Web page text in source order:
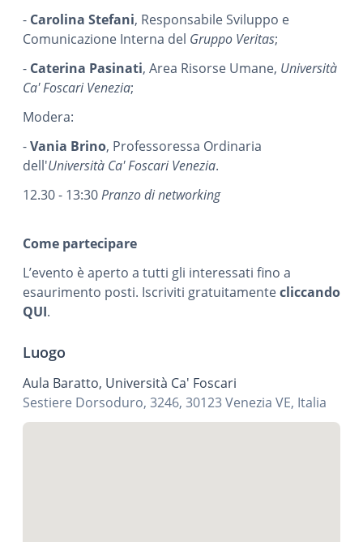
- Carolina Stefani, Responsabile Sviluppo e
Comunicazione Interna del Gruppo Veritas;
- Caterina Pasinati, Area Risorse Umane, Università
Ca' Foscari Venezia;
Modera:
-Vania Brino, Professoressa Ordinaria
dell'Università Ca' Foscari Venezia.
12.30 - 13:30Pranzo di networking
Come partecipare
L’evento è aperto a tutti gli interessati fino a
esaurimento posti. Iscriviti gratuitamentecliccando
QUI.
Luogo
Aula Baratto, Università Ca' Foscari
Sestiere Dorsoduro, 3246, 30123 Venezia VE, Italia